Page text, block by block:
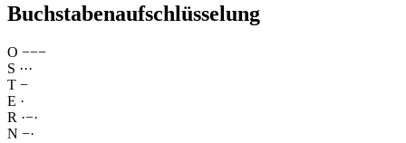
Buchstabenaufschlüsselung
O −−−
S ···
T −
E ·
R ·−·
N −·